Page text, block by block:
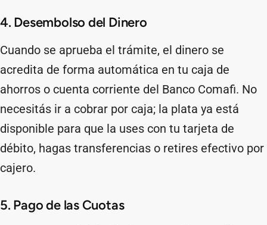
4. Desembolso del Dinero
Cuando se aprueba el trámite, el dinero se
acredita de forma automática en tu caja de
ahorros o cuenta corriente del Banco Comafi. No
necesitás ir a cobrar por caja; la plata ya está
disponible para que la uses con tu tarjeta de
débito, hagas transferencias o retires efectivo por
cajero.
5. Pago de las Cuotas